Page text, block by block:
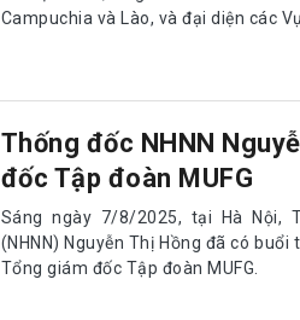
Campuchia và Lào, và đại diện các
Thống đốc NHNN
đốc Tập đoàn MUFG
Sáng ngày 7/8/2025, tại Hà Nội,
(NHNN) Nguyễn Thị Hồng đã có
Tổng giám đốc Tập đoàn MUFG.